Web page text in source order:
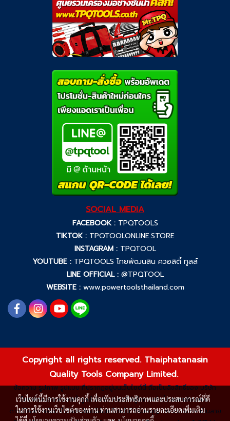
SOCIAL MEDIA
FACEBOOK : TPQTOOLS
TIKTOK : TPQTOOLONLINE.STORE
INSTAGRAM : TPQTOOL
YOUTUBE : TPQTOOLS ไทยพัฒนสิน ควอลิตี้ ทูลส์
LINE OFFICIAL : @TPQTOOL
WEBSITE : www.powertoolsthailand.com
Copyright all rights reserved. Thaiphatanasin
Quality Tools Company Limited.
ข้อความ รูปภาพ รูปแบบ ที่ปรากฏอยู่บนเว็บไซต์นี้ ถือเป็นลิขสิทธิ์ของ บริษัท
ไทยพัฒนสิน ควอลิตี้ ทูลส์ จำกัด ห้ามมิให้ผู้ใดกระทำซ้ำ ลอกเลียนแบบ
ดาวน์โหลด หรือนำไปใช้ประโยชน์อื่นใดโดยไม่ได้รับอนุญาตจากบริษัทฯ เป็นลาย
เว็บไซต์นี้มีการใช้งานคุกกี้ เพื่อเพิ่มประสิทธิภาพและประสบการณ์ที่ดี
ในการใช้งานเว็บไซต์ของท่าน ท่านสามารถอ่านรายละเอียดเพิ่มเติม